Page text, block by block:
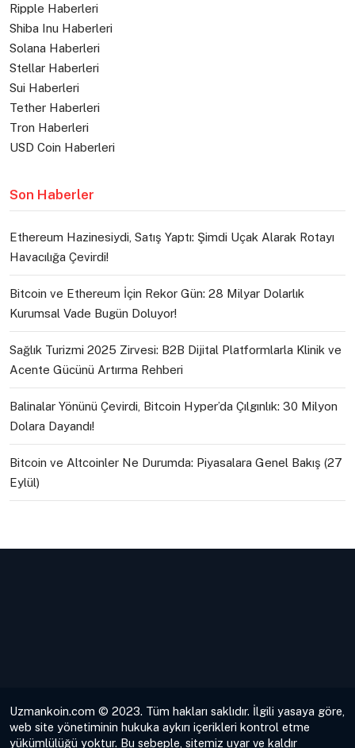
Ripple Haberleri
Shiba Inu Haberleri
Solana Haberleri
Stellar Haberleri
Sui Haberleri
Tether Haberleri
Tron Haberleri
USD Coin Haberleri
Son Haberler
Ethereum Hazinesiydi, Satış Yaptı: Şimdi Uçak Alarak Rotayı
Havacılığa Çevirdi!
Bitcoin ve Ethereum İçin Rekor Gün: 28 Milyar Dolarlık
Kurumsal Vade Bugün Doluyor!
Sağlık Turizmi 2025 Zirvesi: B2B Dijital Platformlarla Klinik ve
Acente Gücünü Artırma Rehberi
Balinalar Yönünü Çevirdi, Bitcoin Hyper’da Çılgınlık: 30 Milyon
Dolara Dayandı!
Bitcoin ve Altcoinler Ne Durumda: Piyasalara Genel Bakış (27
Eylül)
Uzmankoin.com © 2023. Tüm hakları saklıdır. İlgili yasaya göre,
web site yönetiminin hukuka aykırı içerikleri kontrol etme
yükümlülüğü yoktur. Bu sebeple, sitemiz uyar ve kaldır